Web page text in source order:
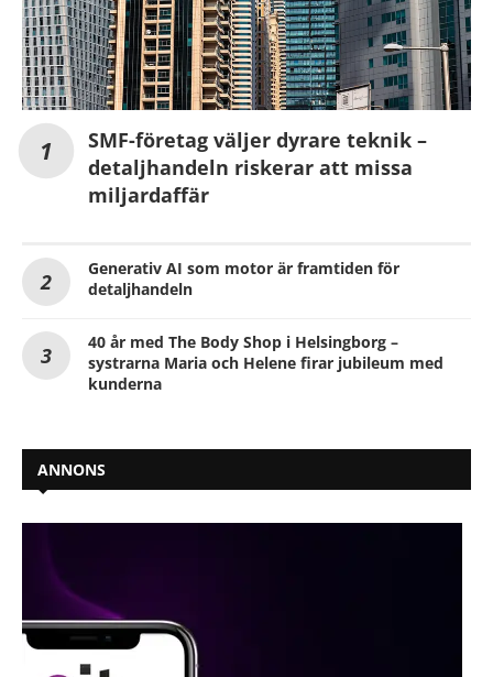
SMF-företag väljer dyrare teknik –
detaljhandeln riskerar att missa
miljardaffär
Generativ AI som motor är framtiden för
detaljhandeln
40 år med The Body Shop i Helsingborg –
systrarna Maria och Helene firar jubileum med
kunderna
ANNONS